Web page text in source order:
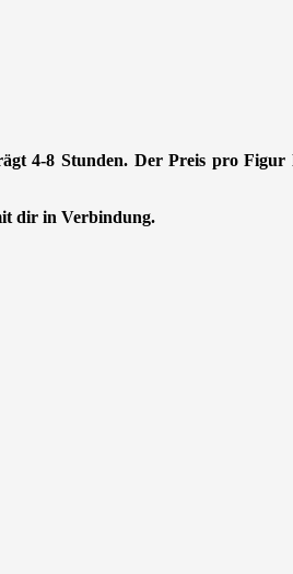
4-8 Stunden. Der Preis pro Figur
dir in Verbindung.